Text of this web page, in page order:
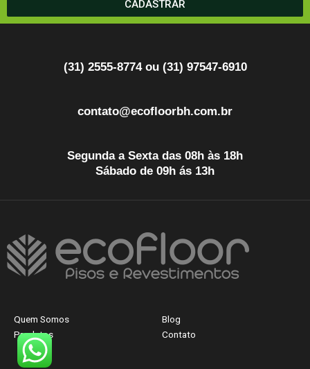
CADASTRAR
(31) 2555-8774 ou (31) 97547-6910
contato@ecofloorbh.com.br
Segunda a Sexta das 08h às 18h
Sábado de 09h ás 13h
Quem Somos
Produtos
Blog
Contato